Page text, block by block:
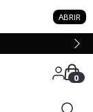
ABRIR
0